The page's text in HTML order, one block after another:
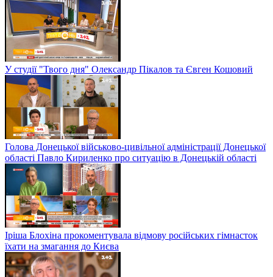
У студії "Твого дня" Олександр Пікалов та Євген Кошовий
Голова Донецької військово-цивільної адміністрації Донецької
області Павло Кириленко про ситуацію в Донецькій області
Іріша Блохіна прокоментувала відмову російських гімнасток
їхати на змагання до Києва